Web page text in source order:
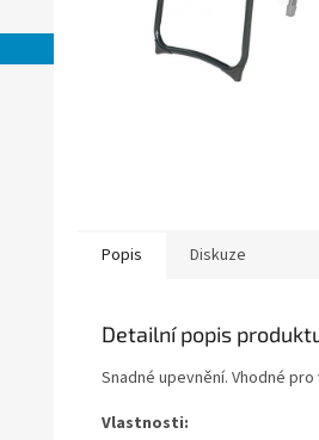
Popis Diskuze
Detailní popis
Snadné upevnění. Vhodné
Vlastnosti: